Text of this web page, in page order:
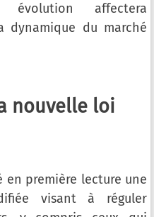
affectera
dynamique du marché
nouvelle loi
en première lecture une
visant à réguler